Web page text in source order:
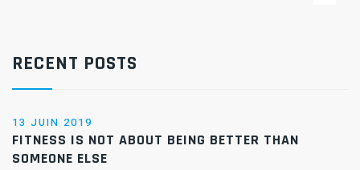
RECENT POSTS
13 JUIN 2019
FITNESS IS NOT ABOUT BEING BETTER THAN
SOMEONE ELSE